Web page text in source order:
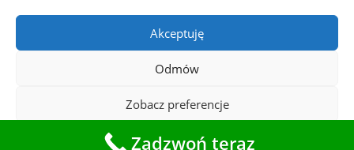
Akceptuję
Odmów
Zobacz preferencje
Polityka plików cookies
Ochrona danych osobowych
Polityka plików cookies (EU)
Starostwo Powiatowe w Tarnowskich
Górach
Zadzwoń teraz